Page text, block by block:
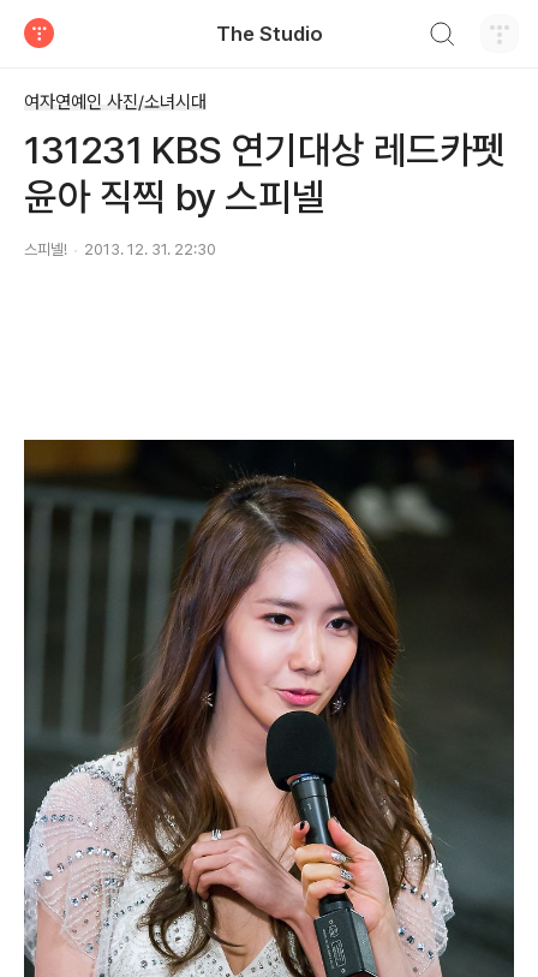
The Studio
여자연예인 사진/소녀시대
131231 KBS 연기대상 레드카펫
윤아 직찍 by 스피넬
스피넬! 2013. 12. 31. 22:30